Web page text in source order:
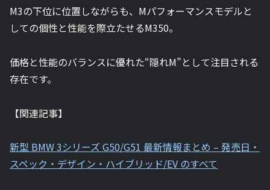
M3の下位に位置しながらも、Mパフォーマンスモデルと
しての個性と性能を際立たせるM350。
価格と性能のバランスに優れた“隠れM”として注目される
存在です。
【関連記事】
新型 BMW 3シリーズ G50/G51 最新情報まとめ – 発売日・
スペック・デザイン・ハイブリッド/EV のすべて